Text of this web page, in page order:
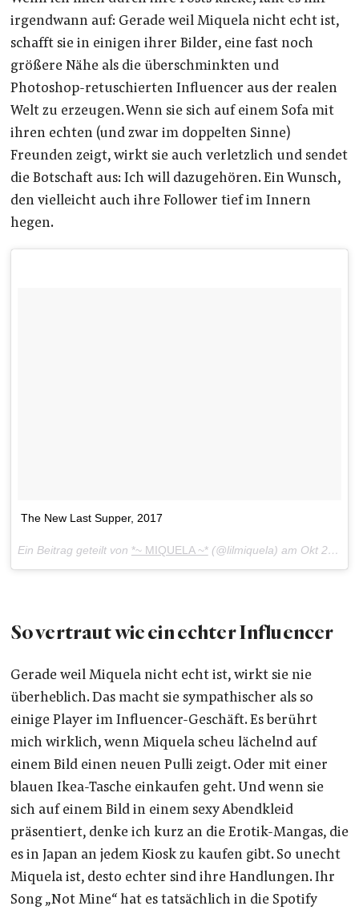
irgendwann auf: Gerade weil Miquela nicht echt ist,
schafft sie in einigen ihrer Bilder, eine fast noch
größere Nähe als die überschminkten und
Photoshop-retuschierten Influencer aus der realen
Welt zu erzeugen. Wenn sie sich auf einem Sofa mit
ihren echten (und zwar im doppelten Sinne)
Freunden zeigt, wirkt sie auch verletzlich und sendet
die Botschaft aus: Ich will dazugehören. Ein Wunsch,
den vielleicht auch ihre Follower tief im Innern
hegen.
The New Last Supper, 2017
Ein Beitrag geteilt von *~ MIQUELA ~*(@lilmiquela) am Okt 21, 2017 um 3:10 PDT
So vertraut wie ein echter Influencer
Gerade weil Miquela nicht echt ist, wirkt sie nie
überheblich. Das macht sie sympathischer als so
einige Player im Influencer-Geschäft. Es berührt
mich wirklich, wenn Miquela scheu lächelnd auf
einem Bild einen neuen Pulli zeigt. Oder mit einer
blauen Ikea-Tasche einkaufen geht. Und wenn sie
sich auf einem Bild in einem sexy Abendkleid
präsentiert, denke ich kurz an die Erotik-Mangas, die
es in Japan an jedem Kiosk zu kaufen gibt. So unecht
Miquela ist, desto echter sind ihre Handlungen. Ihr
Song „Not Mine“ hat es tatsächlich in die Spotify